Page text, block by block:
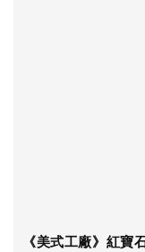
《美式工廠》紅寶